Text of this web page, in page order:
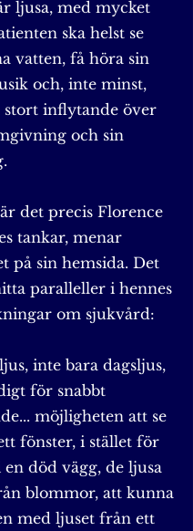
ljusa, med mycket
ska helst se
vatten, få höra sin
och, inte minst,
stort inflytande över
och sin
det precis Florence
tankar, menar
på sin hemsida. Det
paralleller i hennes
om sjukvård:
inte bara dagsljus,
för snabbt
möjligheten att se
fönster, i stället för
död vägg, de ljusa
blommor, att kunna
med ljuset från ett